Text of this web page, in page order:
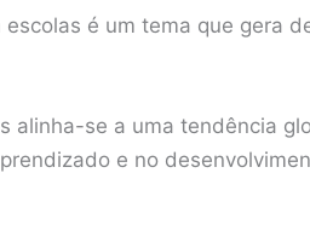
é um tema que gera
alinha-se a uma tendência
e no